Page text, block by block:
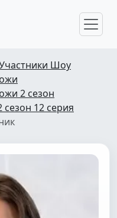
Шоу
2 сезон
12 серия